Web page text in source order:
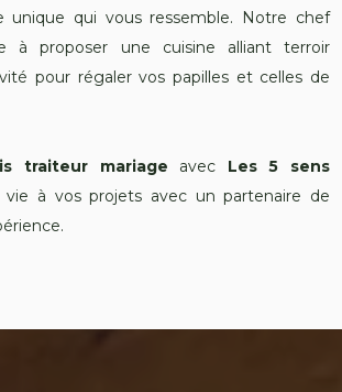
unique qui vous ressemble. Notre chef
à proposer une cuisine alliant terroir
pour régaler vos papilles et celles de
traiteur mariage avec Les 5 sens
vie à vos projets avec un partenaire de